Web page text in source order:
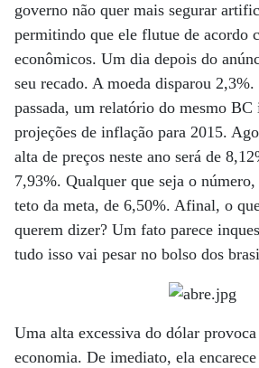
governo não quer mais segurar
permitindo que ele flutue de acordo
econômicos. Um dia depois do
seu recado. A moeda disparou 2,3%.
passada, um relatório do mesmo
projeções de inflação para 2015.
alta de preços neste ano será de
7,93%. Qualquer que seja o
teto da meta, de 6,50%. Afinal, o
querem dizer? Um fato parece
tudo isso vai pesar no bolso dos
Uma alta excessiva do dólar provoca
economia. De imediato, ela